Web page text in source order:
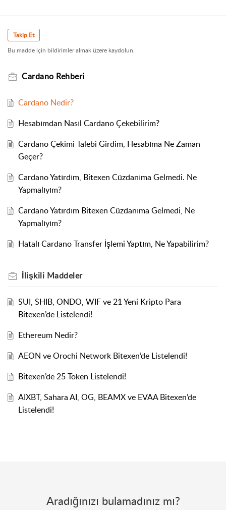
Takip Et
Bu madde için bildirimler almak üzere kaydolun.
Cardano Rehberi
Cardano Nedir?
Hesabımdan Nasıl Cardano Çekebilirim?
Cardano Çekimi Talebi Girdim, Hesabıma Ne Zaman
Geçer?
Cardano Yatırdım, Bitexen Cüzdanıma Gelmedi. Ne
Yapmalıyım?
Cardano Yatırdım Bitexen Cüzdanıma Gelmedi, Ne
Yapmalıyım?
Hatalı Cardano Transfer İşlemi Yaptım, Ne Yapabilirim?
İlişkili Maddeler
SUI, SHIB, ONDO, WIF ve 21 Yeni Kripto Para
Bitexen’de Listelendi!
Ethereum Nedir?
AEON ve Orochi Network Bitexen’de Listelendi!
Bitexen’de 25 Token Listelendi!
AIXBT, Sahara AI, OG, BEAMX ve EVAA Bitexen’de
Listelendi!
Aradığınızı bulamadınız mı?